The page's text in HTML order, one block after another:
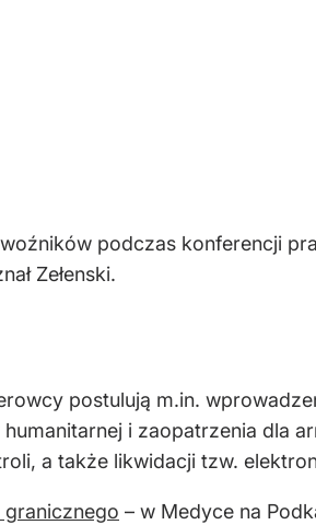
podczas konferencji
Zełenski.
postulują m.in.
i zaopatrzenia dla
a także likwidacji tzw.
– w Medyce na